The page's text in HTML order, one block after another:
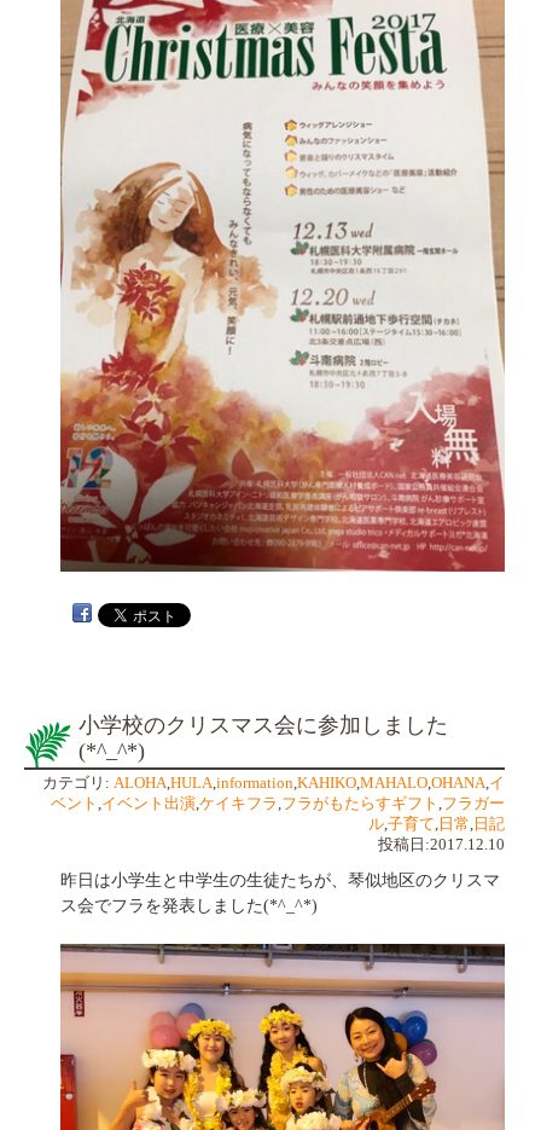
小学校のクリスマス会に参加しました
(*^_^*)
カテゴリ: ALOHA HULA information KAHIKO MAHALO OHANA イ
ベント イベント出演 ケイキフラ フラがもたらすギフト フラガー
ル 子育て 日常 日記
投稿日:2017.12.10
昨日は小学生と中学生の生徒たちが、琴似地区のクリスマ
ス会でフラを発表しました(*^_^*)